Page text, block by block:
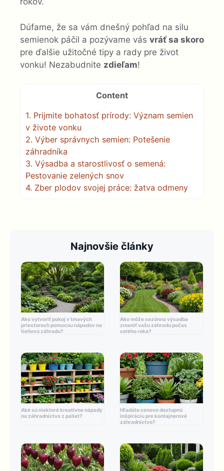
Dúfame, že sa vám dnešný pohľad na silu
semienok páčil a pozývame vás vráť sa skoro
pre ďalšie užitočné tipy a rady pre život
vonku! Nezabudnite zdieľam!
Content
1. Prijmite bohatosť prírody: Význam semien
v živote vonku
2. Výber správnych semien: Potešenie
záhradníka
3. Výsadba a starostlivosť o semená:
Pestovanie zelených snov
4. Zber plodov svojej práce: žatva odmeny
Najnovšie články
Ako vytvoriť pokoj v tmavých
priestoroch pomocou nápadov na
tieňovú záhradu?
Ako môže sezónna výsadba
zmeniť vašu záhradu počas
celého roka?
Aké sú niektoré kreatívne nápady
na záhradníctvo z paliet?
Hľadáte cenovo dostupnú
inšpiráciu pre kontajnerové
záhradníctvo?